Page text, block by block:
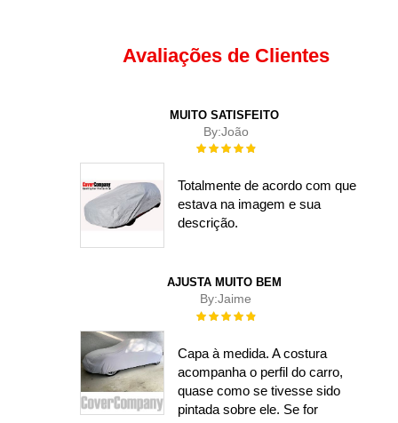
Avaliações de Clientes
MUITO SATISFEITO
By:João
Rating:
Totalmente de acordo com que
estava na imagem e sua
descrição.
AJUSTA MUITO BEM
By:Jaime
Rating:
Capa à medida. A costura
acompanha o perfil do carro,
quase como se tivesse sido
pintada sobre ele. Se for